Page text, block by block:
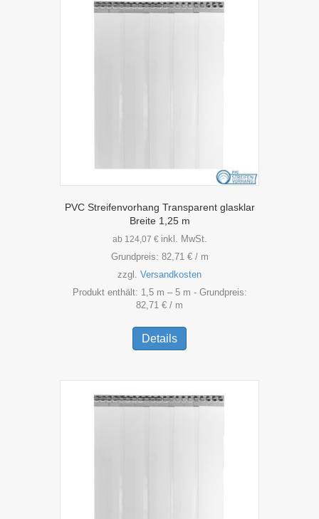
Die
PVC Streifenvorhang Transparent glasklar
Breite 1,25 m
ab 124,07 € inkl. MwSt.
Grundpreis: 82,71 €/ m
zzgl. Versandkosten
Produkt enthält: 1,5 m – 5 m - Grundpreis:
82,71 € / m
Details
weist
Varianten
auf.
Die